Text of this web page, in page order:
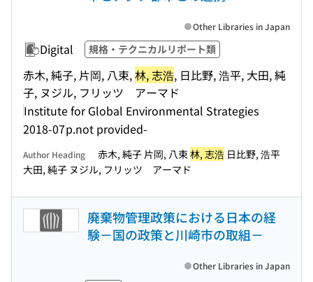
Digital 規格・テクニカルリポート類
赤木, 純子, 片岡, 八束,林, 志浩, 日比野, 浩平, 大田, 純
子, ヌジル, フリッツ アーマド
Institute for Global Environmental Strategies
2018-07p.not provided-
Other Libraries in Japan
Author Heading 赤木, 純子 片岡, 八束林, 志浩 日比野, 浩平
大田, 純子 ヌジル, フリッツ アーマド
廃棄物管理政策における日本の経
験－国の政策と川崎市の取組－
Other Libraries in Japan